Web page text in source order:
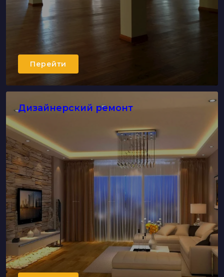
Перейти
Дизайнерский ремонт